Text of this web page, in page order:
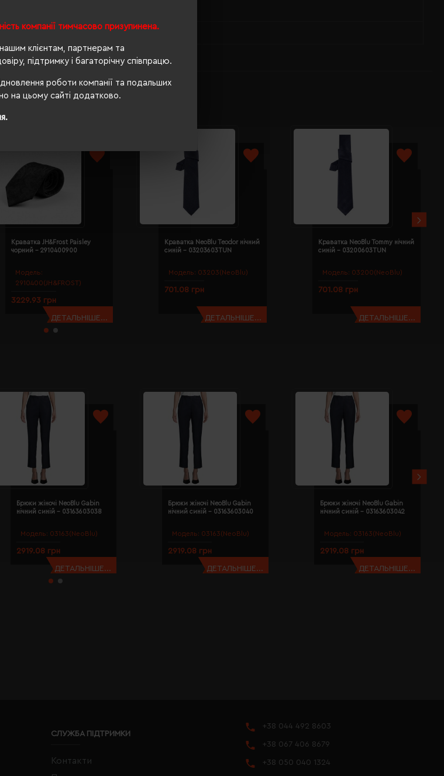
компанії тимчасово призупинена.
клієнтам, партнерам та
підтримку і багаторічну співпрацю.
роботи компанії та подальших
на цьому сайті додатково.
PETA-Approved Vegan
Модель:
2910400(JH&FROST)
Краватка JH&Frost Paisley
чорний - 2910400900
3229.93 грн
ДЕТАЛЬНІШЕ...
Модель: 03203(NeoBlu)
Краватка NeoBlu Teodor нічний
синій - 03203603TUN
701.08 грн
ДЕТАЛЬНІШЕ...
Модель: 03200(NeoBlu)
Краватка NeoBlu Tommy нічний
синій - 03200603TUN
701.08 грн
ДЕТАЛЬНІШЕ...
Модель: 03163(NeoBlu)
Брюки жіночі NeoBlu Gabin
нічний синій - 03163603038
2919.08 грн
ДЕТАЛЬНІШЕ...
Модель: 03163(NeoBlu)
Брюки жіночі NeoBlu Gabin
нічний синій - 03163603040
2919.08 грн
ДЕТАЛЬНІШЕ...
Модель: 03163(NeoBlu)
Брюки жіночі NeoBlu Gabin
нічний синій - 03163603042
2919.08 грн
ДЕТАЛЬНІШЕ...
СЛУЖБА ПІДТРИМКИ
Контакти
+38 044 492 8603
+38 067 406 8679
+38 050 040 1324